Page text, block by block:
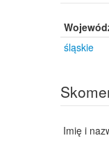
śląskie
Imię i